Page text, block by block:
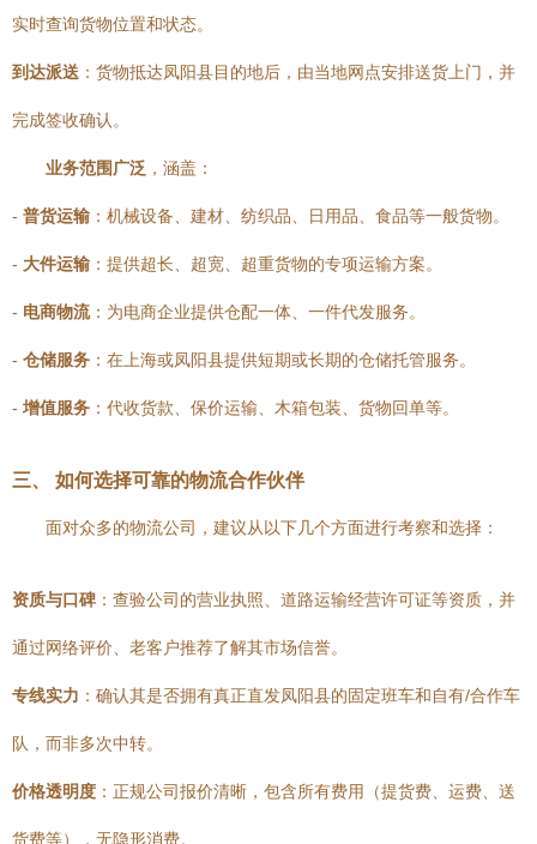
实时查询货物位置和状态。
到达派送 ：货物抵达凤阳县目的地后，由当地网点安排送货上门，并
完成签收确认。
业务范围广泛 ，涵盖：
- 普货运输 ：机械设备、建材、纺织品、日用品、食品等一般货物。
- 大件运输 ：提供超长、超宽、超重货物的专项运输方案。
- 电商物流：为电商企业提供仓配一体、一件代发服务。
- 仓储服务 ：在上海或凤阳县提供短期或长期的仓储托管服务。
- 增值服务 ：代收货款、保价运输、木箱包装、货物回单等。
三、 如何选择可靠的物流合作伙伴
面对众多的物流公司，建议从以下几个方面进行考察和选择：
资质与口碑 ：查验公司的营业执照、道路运输经营许可证等资质，并
通过网络评价、老客户推荐了解其市场信誉。
专线实力 ：确认其是否拥有真正直发凤阳县的固定班车和自有/合作车
队，而非多次中转。
价格透明度 ：正规公司报价清晰，包含所有费用（提货费、运费、送
货费等），无隐形消费。